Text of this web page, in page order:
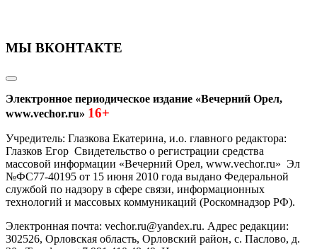
МЫ ВКОНТАКТЕ
Электронное периодическое издание «Вечерний Орел,
www.vechor.ru» 16+
Учредитель: Глазкова Екатерина, и.о. главного редактора:
Глазков Егор Свидетельство о регистрации средства
массовой информации «Вечерний Орел, www.vechor.ru» Эл
№ФС77-40195 от 15 июня 2010 года выдано Федеральной
службой по надзору в сфере связи, информационных
технологий и массовых коммуникаций (Роскомнадзор РФ).
Электронная почта: vechor.ru@yandex.ru. Адрес редакции:
302526, Орловская область, Орловский район, с. Паслово, д.